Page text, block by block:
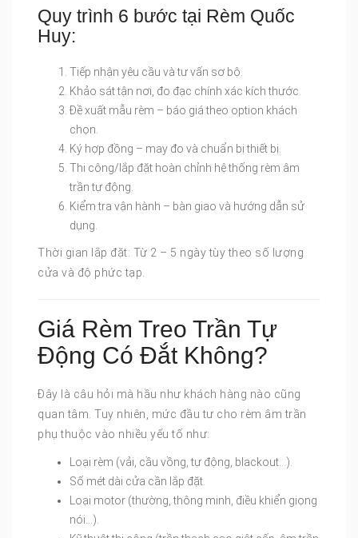
Quy trình 6 bước tại Rèm Quốc
Huy:
Tiếp nhận yêu cầu và tư vấn sơ bộ.
Khảo sát tận nơi, đo đạc chính xác kích thước.
Đề xuất mẫu rèm – báo giá theo option khách
chọn.
Ký hợp đồng – may đo và chuẩn bị thiết bị.
Thi công/lắp đặt hoàn chỉnh hệ thống rèm âm
trần tự động.
Kiểm tra vận hành – bàn giao và hướng dẫn sử
dụng.
Thời gian lắp đặt: Từ 2 – 5 ngày tùy theo số lượng
cửa và độ phức tạp.
Giá Rèm Treo Trần Tự
Động Có Đắt Không?
Đây là câu hỏi mà hầu như khách hàng nào cũng
quan tâm. Tuy nhiên, mức đầu tư cho rèm âm trần
phụ thuộc vào nhiều yếu tố như:
Loại rèm (vải, cầu vồng, tự động, blackout…).
Số mét dài cửa cần lắp đặt.
Loại motor (thường, thông minh, điều khiển giọng
nói…).